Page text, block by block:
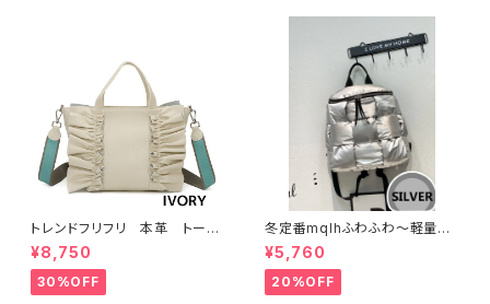
トレンドフリフリ 本革 トート
バッグ キャンバスショルダー
コラボー
¥8,750
30%OFF
冬定番mqlhふわふわ～軽量＆
撥水ナイロン ダウンバッグ 2wa
y リュック 60319-082
¥5,760
20%OFF